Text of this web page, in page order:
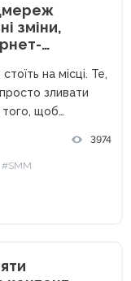
зміни,
на місці. Те,
зливати
щоб
маркетологу
статистичних...
3974
#SMM